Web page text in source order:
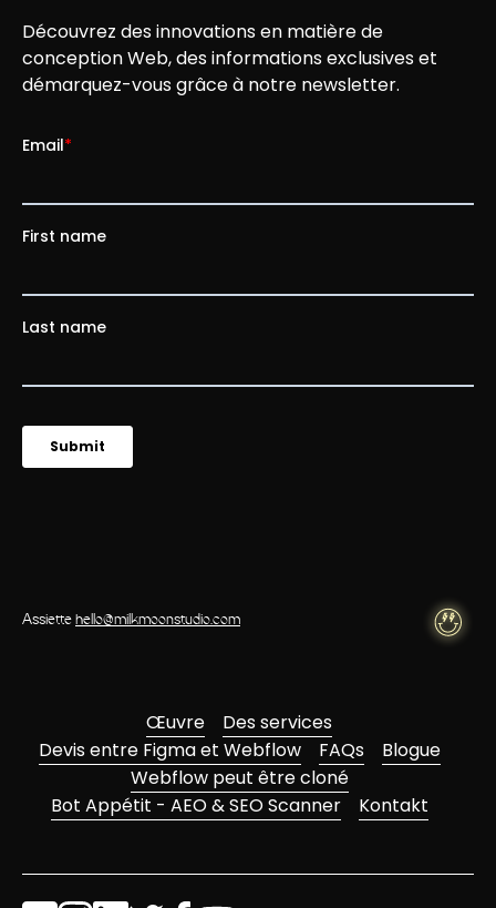
Découvrez des innovations en matière de
conception Web, des informations exclusives et
démarquez-vous grâce à notre newsletter.
Assiettehello@milkmoonstudio.com
Œuvre
Des services
Devis entre Figma et Webflow
FAQs
Blogue
Webflow peut être cloné
Bot Appétit - AEO & SEO Scanner
Kontakt